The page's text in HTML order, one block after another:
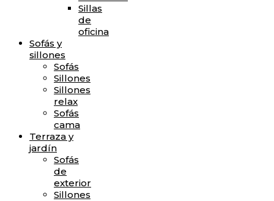
Sillas
de
oficina
Sofás y
sillones
Sofás
Sillones
Sillones
relax
Sofás
cama
Terraza y
jardín
Sofás
de
exterior
Sillones